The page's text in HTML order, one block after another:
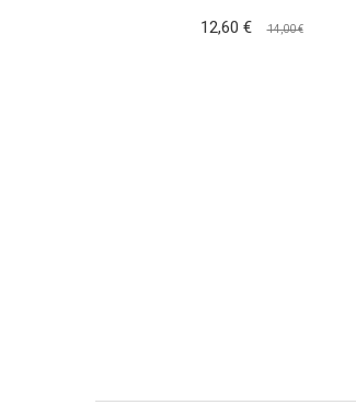
12,60 € 14,00 €